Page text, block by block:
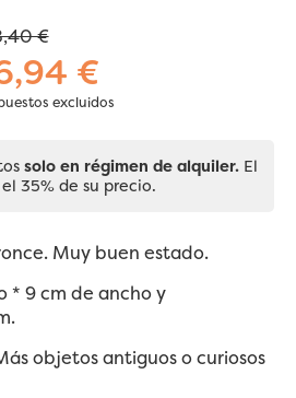
€
€
excluidos
solo en régimen de alquiler. El
35% de su precio.
Muy buen estado.
* 9 cm de ancho y
objetos antiguos o curiosos